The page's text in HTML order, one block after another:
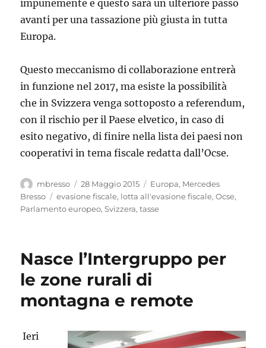
impunemente e questo sarà un ulteriore passo
avanti per una tassazione più giusta in tutta
Europa.
Questo meccanismo di collaborazione entrerà
in funzione nel 2017, ma esiste la possibilità
che in Svizzera venga sottoposto a referendum,
con il rischio per il Paese elvetico, in caso di
esito negativo, di finire nella lista dei paesi non
cooperativi in tema fiscale redatta dall’Ocse.
Autore
mbresso
Pubblicato
il
28 Maggio 2015 Categorie
Europa, Mercedes
Bresso
Tag
evasione fiscale, lotta all'evasione fiscale,Ocse,
Parlamento europeo,Svizzera,tasse
Nasce l’Intergruppo per
le zone rurali di
montagna e remote
Ieri